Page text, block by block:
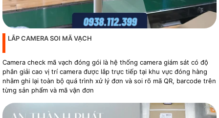
LẮP CAMERA SOI MÃ VẠCH
Camera check mã vạch đóng gói là hệ thống camera giám sát có độ
phân giải cao vị trí camera được lắp trực tiếp tại khu vực đóng hàng
nhằm ghi lại toàn bộ quá trình xử lý đơn và soi rõ mã QR, barcode trên
từng sản phẩm và mã vận đơn